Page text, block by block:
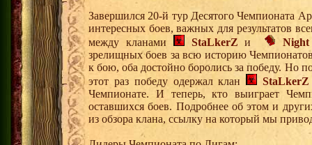
Завершился 20-й тур Десятого Чемпионата
интересных боев, важных для результатов
между кланами
StaLkerZ и
зрелищных боев за всю историю
к бою, оба достойно боролись за победу. Но
этот раз победу одержал клан
StaLkerZ
Чемпионате. И теперь, кто выиграет
оставшихся боев. Подробнее об этом и
из обзора клана, ссылку на который мы